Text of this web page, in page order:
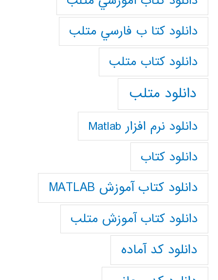
دانلود كتا ب فارسي متلب
دانلود كتاب متلب
دانلود متلب
دانلود نرم افزار Matlab
دانلود کتاب
دانلود کتاب آموزش MATLAB
دانلود کتاب آموزش متلب
دانلود کد آماده